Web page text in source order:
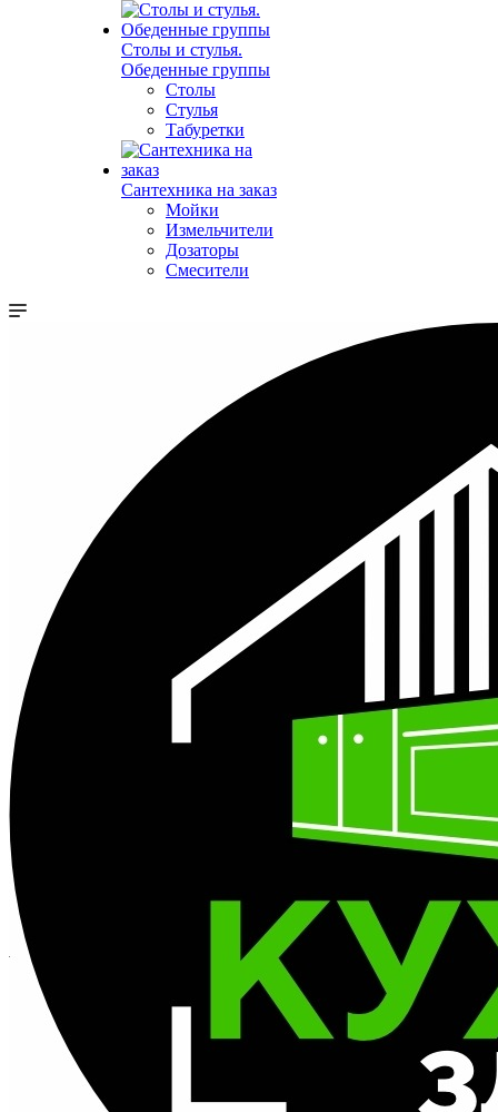
Столы и стулья.
Обеденные группы
Столы
Стулья
Табуретки
Сантехника на заказ
Мойки
Измельчители
Дозаторы
Смесители